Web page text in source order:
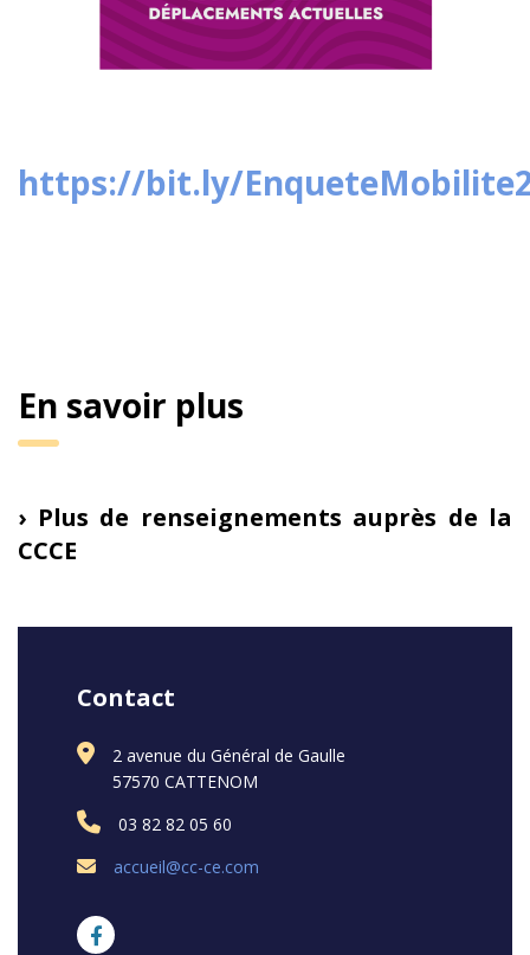
https://bit.ly/
En savoir plus
› Plus de renseignements auprès de la
CCCE
Contact
2 avenue du Général de Gaulle
57570 CATTENOM
03 82 82 05 60
accueil@cc-ce.com